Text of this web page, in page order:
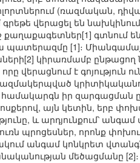
ոլորտներում
գրեթե վերացել են
գտնում
պատերազմը [1]։
կիրառմամբ ընթացող
վերացնում է
համակարգն իր զարգացման
այն կետին, երբ
և արդյունքում՝
պրոցեսներ, որոնք
անգամ կոնկրետ
մեծացմանը [2]։